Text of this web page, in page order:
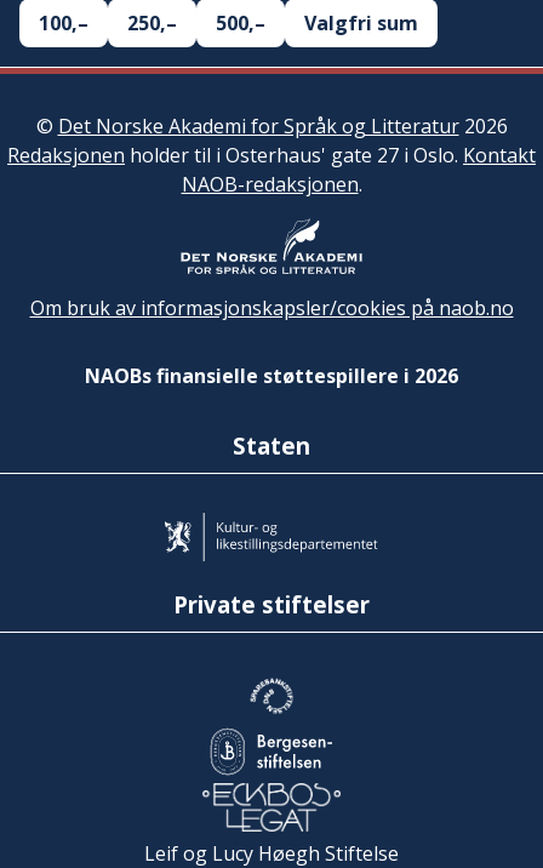
100,–
250,– 500,– Valgfri sum
© Det Norske Akademi for Språk og Litteratur2026
Redaksjonen holder til i Osterhaus' gate 27 i Oslo. Kontakt
NAOB-redaksjonen.
Om bruk av informasjonskapsler/cookies på naob.no
NAOBs finansielle støttespillere i 2026
Staten
Private stiftelser
Leif og Lucy Høegh Stiftelse